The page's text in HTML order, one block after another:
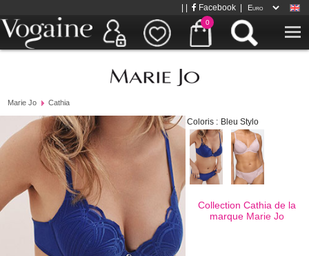
0
Facebook
Marie Jo Cathia
Coloris : Bleu Stylo
Collection Cathia de la
marque Marie Jo